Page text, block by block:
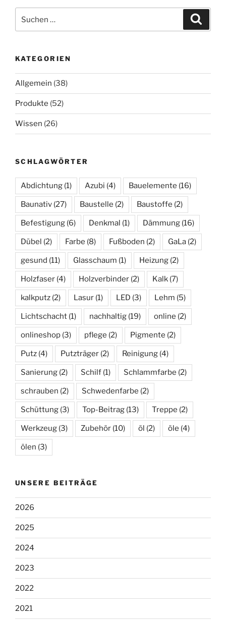
nach:
KATEGORIEN
Allgemein (38)
Produkte (52)
Wissen (26)
SCHLAGWÖRTER
Abdichtung (1) Azubi (4) Bauelemente (16)
Baunativ (27) Baustelle (2) Baustoffe (2)
Befestigung (6) Denkmal (1) Dämmung (16)
Dübel (2) Farbe (8) Fußboden (2) GaLa (2)
gesund (11) Glasschaum (1) Heizung (2)
Holzfaser (4) Holzverbinder (2) Kalk (7)
kalkputz (2) Lasur (1) LED (3) Lehm (5)
Lichtschacht (1) nachhaltig (19) online (2)
onlineshop (3) pflege (2) Pigmente (2)
Putz (4) Putzträger (2) Reinigung (4)
Sanierung (2) Schilf (1) Schlammfarbe (2)
schrauben (2) Schwedenfarbe (2)
Schüttung (3) Top-Beitrag (13) Treppe (2)
Werkzeug (3) Zubehör (10) öl (2) öle (4)
ölen (3)
UNSERE BEITRÄGE
2026
2025
2024
2023
2022
2021